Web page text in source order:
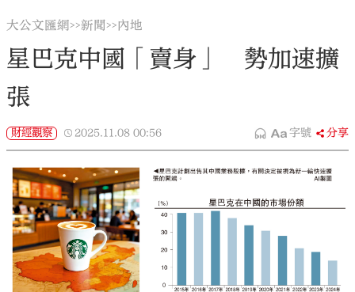
大公文匯網>>新聞>>內地
星巴克中國「賣身」 勢加速擴
張
財經觀察 2025.11.08 00:56 字號 分享